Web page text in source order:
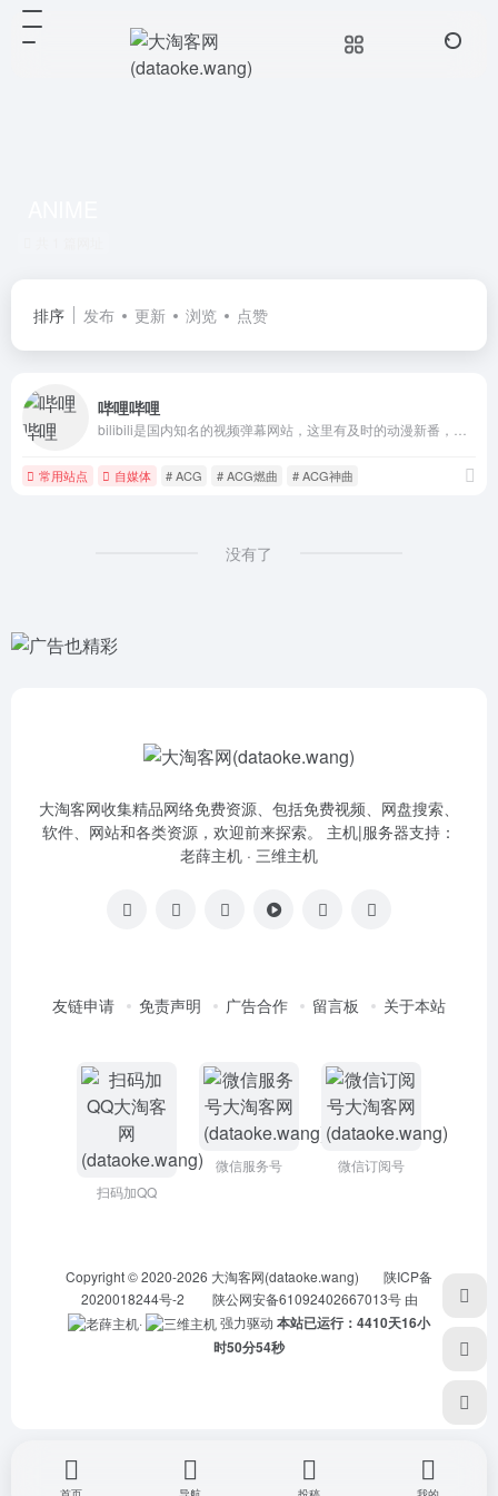
排序 发布 更新 浏览 点赞
哔哩哔哩
常用站点 自媒体 # ACG # ACG燃曲 # ACG神曲
没有了
大淘客网收集精品网络免费资源、包括免费视频、网盘搜索、
软件、网站和各类资源，欢迎前来探索。 主机|服务器支持：
老薛主机 · 三维主机
友链申请 免责声明 广告合作 留言板 关于本站
扫码加QQ
微信服务号 微信订阅号
Copyright © 2020-2026 大淘客网(dataoke.wang)
陕ICP备
2020018244号-2
陕公网安备61092402667013号由
·
强力驱动 本站已运行：4410天16小
时50分54秒